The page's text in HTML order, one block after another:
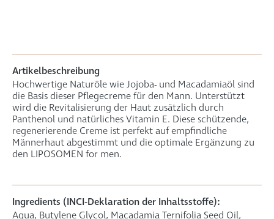
Artikelbeschreibung
Hochwertige Naturöle wie Jojoba- und Macadamiaöl sind
die Basis dieser Pflegecreme für den Mann. Unterstützt
wird die Revitalisierung der Haut zusätzlich durch
Panthenol und natürliches Vitamin E. Diese schützende,
regenerierende Creme ist perfekt auf empfindliche
Männerhaut abgestimmt und die optimale Ergänzung zu
den LIPOSOMEN for men.
Ingredients (INCI-Deklaration der Inhaltsstoffe):
Aqua, Butylene Glycol, Macadamia Ternifolia Seed Oil,